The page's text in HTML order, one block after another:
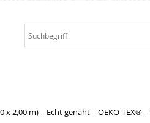
2,00 m) – Echt genäht – OEKO-TEX®